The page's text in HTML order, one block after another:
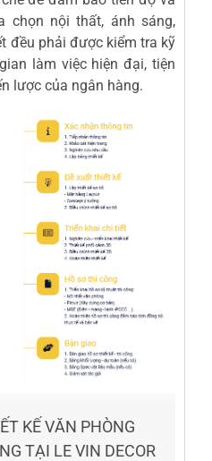
chọn nội thất, ánh sáng,
đều phải được kiểm tra kỹ
làm việc hiện đại, tiện
lược của ngân hàng.
KẾ VĂN PHÒNG
TẠI LE VIN DECOR